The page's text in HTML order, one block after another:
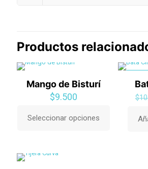
Productos
Mango de Bisturí
$9.500
Seleccionar opciones
Este
variantes.
$